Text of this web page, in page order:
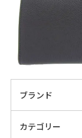
ブランド
カテゴリー